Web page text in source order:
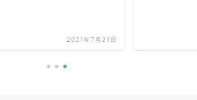
2021年7月21日